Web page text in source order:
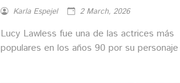
Karla Espejel 2 March, 2026
Lucy Lawless fue una de las actrices más
populares en los años 90 por su